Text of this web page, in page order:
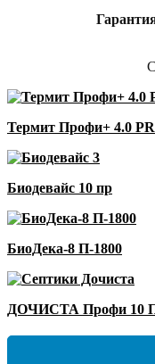
Термит Профи+ 4.0 PR
Биодевайс 10 пр
БиоДека-8 П-1800
ДОЧИСТА Профи 10